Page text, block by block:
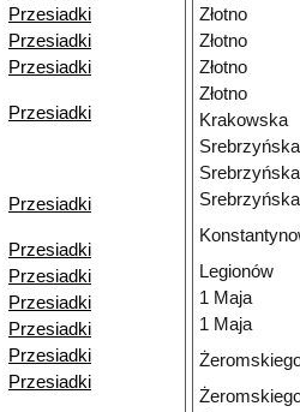
Przesiadki
Przesiadki
Przesiadki
Przesiadki
Przesiadki
Przesiadki
Przesiadki
Przesiadki
Przesiadki
Przesiadki
Przesiadki
Złotno
Złotno
Złotno
Złotno
Krakowska
Srebrzyńska
Srebrzyńska
Srebrzyńska
Legionów
1 Maja
1 Maja